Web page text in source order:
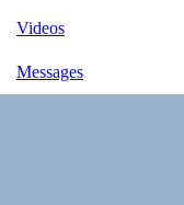
Videos
Messages